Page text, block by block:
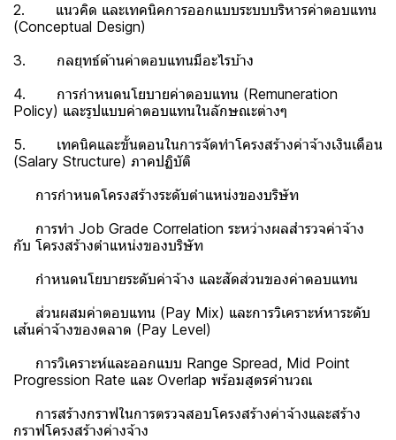
2. แนวคิด และเทคนิคการออกแบบระบบบริหารค่าตอบแทน
(Conceptual Design)
3. กลยุทธ์ด้านค่าตอบแทนมีอะไรบ้าง
4. การกำหนดนโยบายค่าตอบแทน (Remuneration
Policy) และรูปแบบค่าตอบแทนในลักษณะต่างๆ
5. เทคนิคและขั้นตอนในการจัดทำโครงสร้างค่าจ้างเงินเดือน
(Salary Structure) ภาคปฏิบัติ
การกำหนดโครงสร้างระดับตำแหน่งของบริษัท
การทำ Job Grade Correlation ระหว่างผลสำรวจค่าจ้าง
กับ โครงสร้างตำแหน่งของบริษัท
กำหนดนโยบายระดับค่าจ้าง และสัดส่วนของค่าตอบแทน
ส่วนผสมค่าตอบแทน (Pay Mix) และการวิเคราะห์หาระดับ
เส้นค่าจ้างของตลาด (Pay Level)
การวิเคราะห์และออกแบบ Range Spread, Mid Point
Progression Rate และ Overlap พร้อมสูตรคำนวณ
การสร้างกราฟในการตรวจสอบโครงสร้างค่าจ้างและสร้าง
กราฟโครงสร้างค่างจ้าง